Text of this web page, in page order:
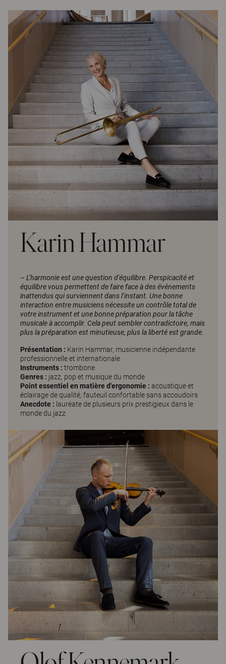
Karin Hammar
– L’harmonie est une question d'équilibre. Perspicacité et
équilibre vous permettent de faire face à des événements
inattendus qui surviennent dans l’instant. Une bonne
interaction entre musiciens nécessite un contrôle total de
votre instrument et une bonne préparation pour la tâche
musicale à accomplir. Cela peut sembler contradictoire, mais
plus la préparation est minutieuse, plus la liberté est grande.
Présentation : Karin Hammar, musicienne indépendante
professionnelle et internationale
Instruments : trombone
Genres : jazz, pop et musique du monde
Point essentiel en matière d'ergonomie : acoustique et
éclairage de qualité, fauteuil confortable sans accoudoirs
Anecdote : lauréate de plusieurs prix prestigieux dans le
monde du jazz